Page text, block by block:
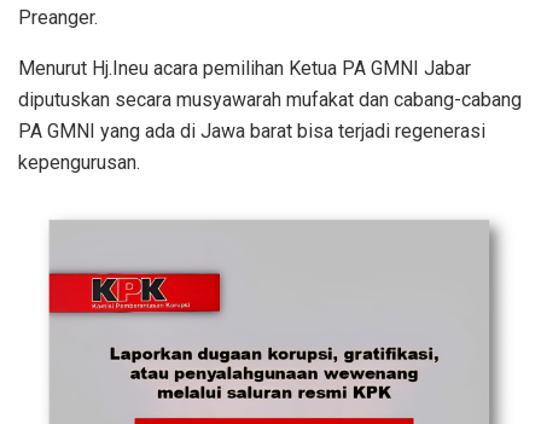
Preanger.
Menurut Hj.Ineu acara pemilihan Ketua PA GMNI Jabar
diputuskan secara musyawarah mufakat dan cabang-cabang
PA GMNI yang ada di Jawa barat bisa terjadi regenerasi
kepengurusan.